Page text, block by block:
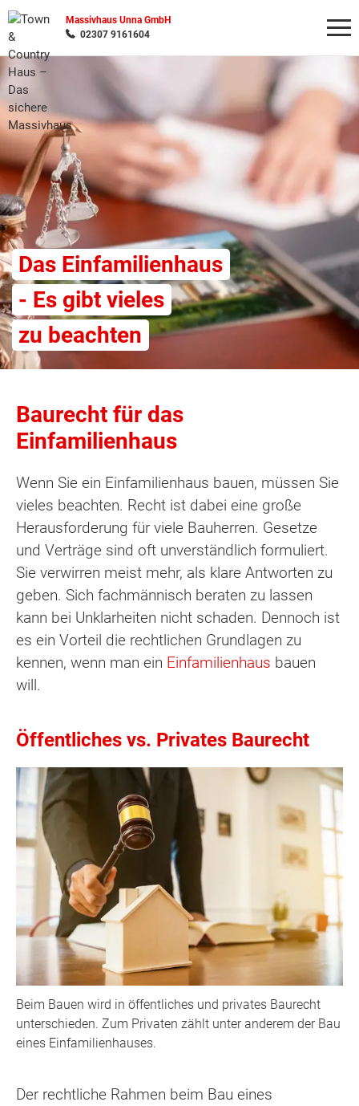
Massivhaus Unna GmbH
02307 9161604
Das Einfamilienhaus
- Es gibt vieles
zu beachten
Baurecht für das
Einfamilienhaus
Wenn Sie ein Einfamilienhaus bauen, müssen Sie
vieles beachten. Recht ist dabei eine große
Herausforderung für viele Bauherren. Gesetze
und Verträge sind oft unverständlich formuliert.
Sie verwirren meist mehr, als klare Antworten zu
geben. Sich fachmännisch beraten zu lassen
kann bei Unklarheiten nicht schaden. Dennoch ist
es ein Vorteil die rechtlichen Grundlagen zu
kennen, wenn man ein Einfamilienhaus bauen
will.
Öffentliches vs. Privates Baurecht
Beim Bauen wird in öffentliches und privates Baurecht
unterschieden. Zum Privaten zählt unter anderem der Bau
eines Einfamilienhauses.
Der rechtliche Rahmen beim Bau eines
Wonach möchten Sie suchen?